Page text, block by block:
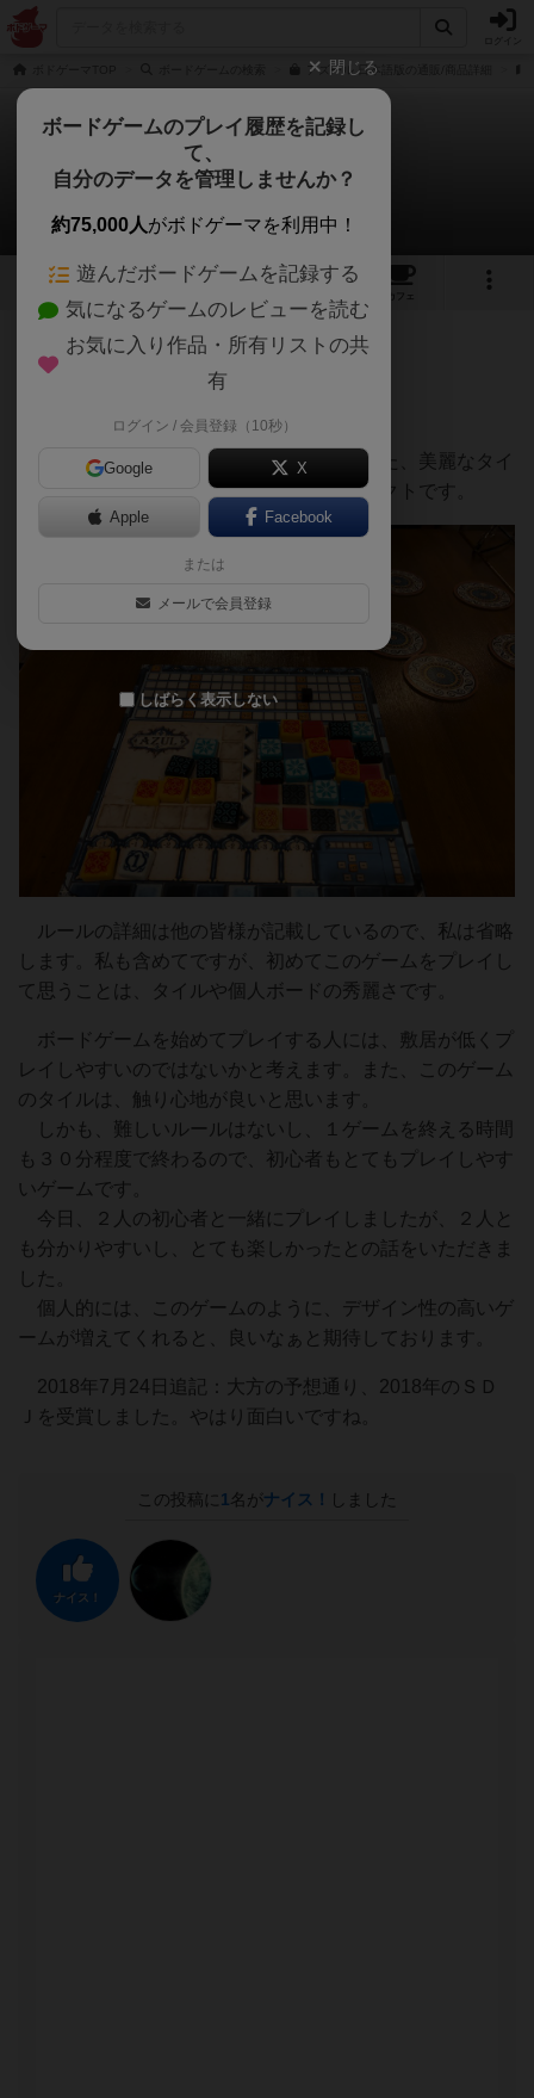
アズール 日本語版の通販/商品詳細
アズール
Nobuaki Katouさんのレビュー
33 7 93
カフェ
629名 1名 8年以上前
２人でプレイした感想です。
ミヒャエル・キースリングがデザインした、美麗なタイ
ルを活用して、高得点を目指すアブストラクトです。
ルールの詳細は他の皆様が記載しているので、私は省略
します。私も含めてですが、初めてこのゲームをプレイし
て思うことは、タイルや個人ボードの秀麗さです。
ボードゲームを始めてプレイする人には、敷居が低くプ
レイしやすいのではないかと考えます。また、このゲーム
のタイルは、触り心地が良いと思います。
しかも、難しいルールはないし、１ゲームを終える時間
も３０分程度で終わるので、初心者もとてもプレイしやす
いゲームです。
今日、２人の初心者と一緒にプレイしましたが、２人と
も分かりやすいし、とても楽しかったとの話をいただきま
した。
個人的には、このゲームのように、デザイン性の高いゲ
ームが増えてくれると、良いなぁと期待しております。
2018年7月24日追記：大方の予想通り、2018年のＳＤ
Ｊを受賞しました。やはり面白いですね。
この投稿に 1 名がナイス！ しました
ナイス！
閉じる
ボードゲームのプレイ履歴を記録し
て、
自分のデータを管理しませんか？
約75,000人がボドゲーマを利用中！
遊んだボードゲームを記録する
気になるゲームのレビューを読む
お気に入り作品・所有リストの共
有
ログイン / 会員登録（10秒）
Google X
Apple Facebook
または
メールで会員登録
しばらく表示しない